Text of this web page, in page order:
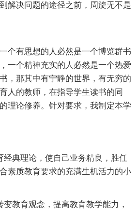
解决问题的途径之前，周旋无不是
个有思想的人必然是一个博览群书
一个精神充实的人必然是一个热爱
，那其中有宁静的世界，有无穷的
人的教师，在指导学生读书的同
理论修养。针对要求，我制定本学
经典理论，使自己业务精良，胜任
素质教育要求的充满生机活力的小
变教育观念，提高教育教学能力，